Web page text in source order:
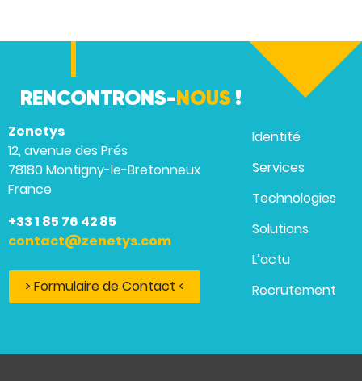
RENCONTRONS-NOUS !
Zenetys
12, avenue des Prés
78180 Montigny-le-Bretonneux
France
+33 1 85 76 42 85
contact@zenetys.com
> Formulaire de Contact <
Identité
Services
Technologies
Solutions
L’actu
Recrutement